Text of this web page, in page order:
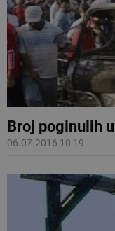
Broj poginulih
06.07.2016 10:19